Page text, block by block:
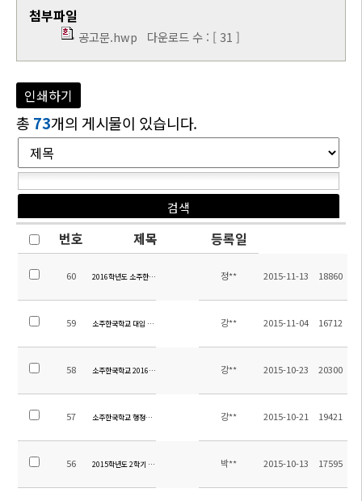
첨부파일
공고문.hwp 다운로드 수 : [ 31 ]
인쇄하기
총 73개의 게시물이 있습니다.
번호 제목 등록일
60 2016학년도 소주한국학교 원어민 영어 강사 채용 공고
정** 2015-11-13 18860
59 소주한국학교 대입 최종 합격자 현황 (2015.11.2.현재)
강** 2015-11-04 16712
58 소주한국학교 2016학년도 교원 초빙 공고 강** 2015-10-23 20300
57 소주한국학교 행정실장초빙 공고문 강** 2015-10-21 19421
56 2015학년도 2학기 7호차 노선 변경 안내 박** 2015-10-13 17595